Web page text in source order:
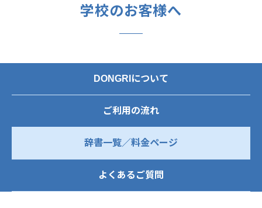
学校のお客様へ
DONGRIについて
ご利用の流れ
辞書一覧／料金ページ
よくあるご質問